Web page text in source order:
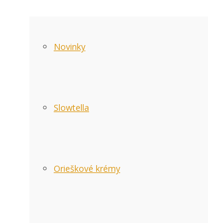
Novinky
Slowtella
Orieškové krémy